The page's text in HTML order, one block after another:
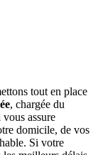
tout en place
, chargée du
assure
domicile, de vos
Si votre